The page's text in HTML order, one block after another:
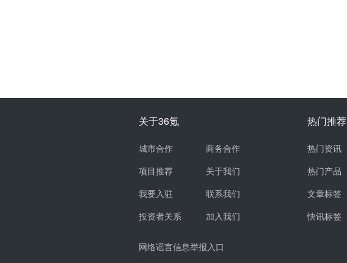
关于36氪
城市合作
项目推荐
我要入驻
投资者关系
商务合作
关于我们
联系我们
加入我们
网络谣言信息举报入口
热门推荐
热门资讯
热门产品
文章标签
快讯标签